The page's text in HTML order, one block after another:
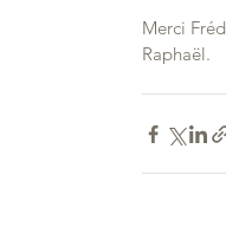
Merci
Raphaël.